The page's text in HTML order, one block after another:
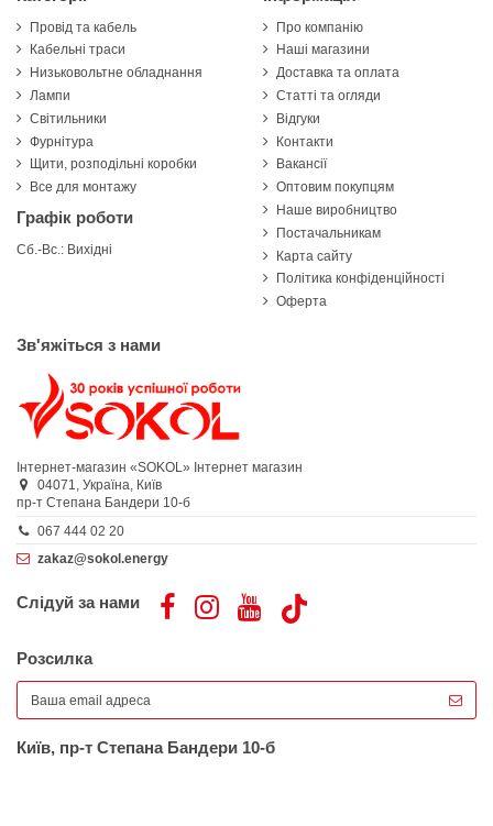
Провід та кабель
Кабельні траси
Низьковольтне обладнання
Лампи
Світильники
Фурнітура
Щити, розподільні коробки
Все для монтажу
Графік роботи
Сб.-Вс.: Вихідні
Про компанію
Наші магазини
Доставка та оплата
Статті та огляди
Відгуки
Контакти
Вакансії
Оптовим покупцям
Наше виробництво
Постачальникам
Карта сайту
Політика конфіденційності
Оферта
Зв'яжіться з нами
Інтернет-магазин «SOKOL» Інтернет магазин
04071, Україна, Київ
пр-т Степана Бандери 10-б
067 444 02 20
zakaz@sokol.energy
Слідуй за нами
Розсилка
Київ, пр-т Степана Бандери 10-б